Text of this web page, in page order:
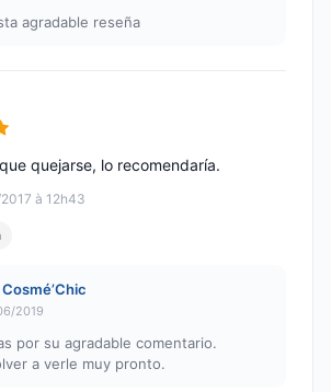
agradable reseña
à 12h43
quejarse, lo recomendaría.
2019
por su agradable comentario.
a verle muy pronto.